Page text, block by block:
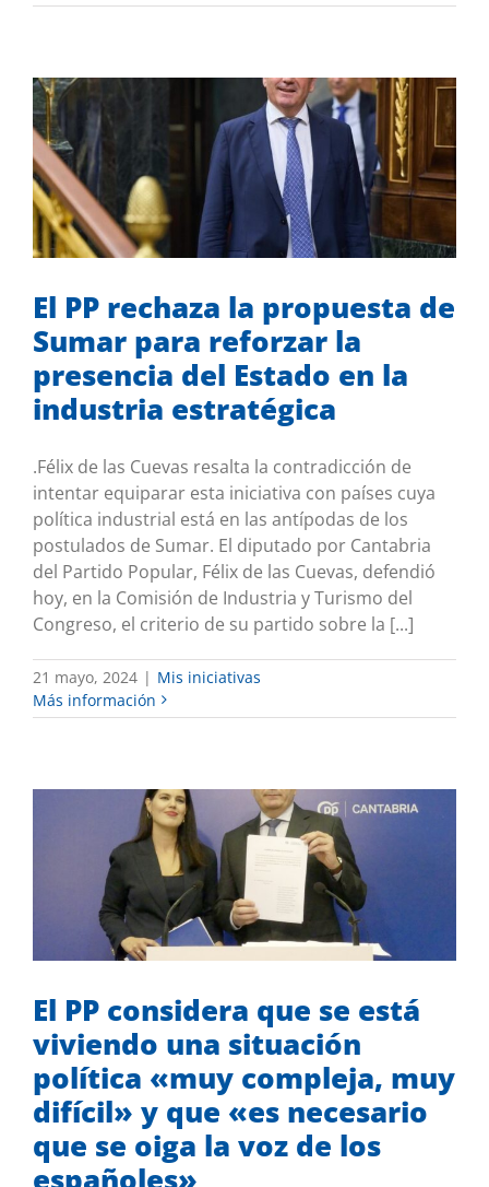
El PP rechaza la propuesta de Sumar
para reforzar la presencia del Estado
en la industria estratégica
Mis iniciativas
El PP rechaza la propuesta de
Sumar para reforzar la
presencia del Estado en la
industria estratégica
.Félix de las Cuevas resalta la contradicción de
intentar equiparar esta iniciativa con países cuya
política industrial está en las antípodas de los
postulados de Sumar. El diputado por Cantabria
del Partido Popular, Félix de las Cuevas, defendió
hoy, en la Comisión de Industria y Turismo del
Congreso, el criterio de su partido sobre la [...]
21 mayo, 2024 | Mis iniciativas
Más información
El PP considera que se está viviendo
una situación política «muy compleja,
muy difícil» y que «es necesario que se
oiga la voz de los españoles»
Desde el Congreso Mis iniciativas
El PP considera que se está
viviendo una situación
política «muy compleja, muy
difícil» y que «es necesario
que se oiga la voz de los